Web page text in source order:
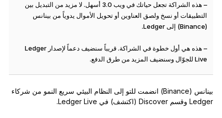
– هذه الشراكة تجعل حياتك في ويب 3.0 أسهل. لا مزيد من التبديل بين
التطبيقات أو نسخ ولصق العناوين أو تحويل الأموال يدوياً من بينانس
(Binance) إلى Ledger.
– هذه هي أول خطوة في الشراكة. قريباً سنضيف دعماً لإصدار Ledger
Live للجوّال وسنضيف المزيد من طرق الدفع.
بينانس (Binance) انضمت للتو إلى النظام البيئي سريع النمو من شركاء
Ledger وقسم Discover (اكتشف) في Ledger Live.